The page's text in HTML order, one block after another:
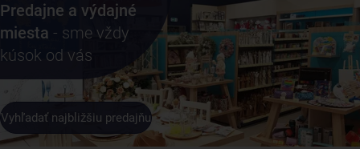
Predajne a výdajné
miesta - sme vždy
kúsok od vás
Vyhľadať najbližšiu predajňu